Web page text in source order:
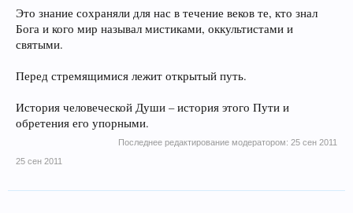
Это знание сохраняли для нас в течение веков те, кто знал
Бога и кого мир называл мистиками, оккультистами и
святыми.
Перед стремящимися лежит открытый путь.
История человеческой Души – история этого Пути и
обретения его упорными.
Последнее редактирование модератором: 25 сен 2011
25 сен 2011